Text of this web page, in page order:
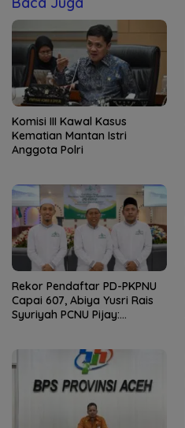
Komisi III Kawal Kasus
Kematian Mantan Istri
Anggota Polri
Rekor Pendaftar PD-PKPNU
Capai 607, Abiya Yusri Rais
Syuriyah PCNU Pijay: